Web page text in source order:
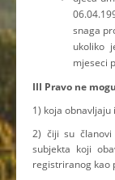
snaga
ukoliko
mjeseci
III Pravo ne
1) koja
2) čiji su članovi
subjekta koji
registriranog kao